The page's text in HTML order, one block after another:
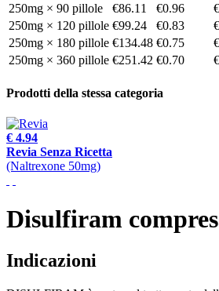
250mg × 90 pillole
€86.11 €0.96
250mg × 120 pillole €99.24 €0.83
250mg × 180 pillole €134.48 €0.75
250mg × 360 pillole €251.42 €0.70
Prodotti della stessa categoria
€ 4.94
Revia Senza Ricetta
(Naltrexone 50mg)
Disulfiram
Indicazioni